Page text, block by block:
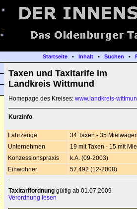
Startseite• Inhalt• Suchen •
Taxen und Taxitarife im
Landkreis Wittmund
Homepage des Kreises: www.landkreis-
Kurzinfo
Fahrzeuge
34 Taxen - 35
Unternehmen
19 mit Taxen - 15 mit
Konzessionspraxis
k.A. (09-2003)
Einwohner
57.492 (12-2008)
Taxitarifordnung gültig ab 01.07.2009
Verordnung lesen